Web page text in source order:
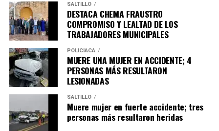
SALTILLO
DESTACA CHEMA FRAUSTRO
COMPROMISO Y LEALTAD DE LOS
TRABAJADORES MUNICIPALES
POLICÍACA
MUERE UNA MUJER EN ACCIDENTE; 4
PERSONAS MÁS RESULTARON
LESIONADAS
SALTILLO
Muere mujer en fuerte accidente; tres
personas más resultaron heridas